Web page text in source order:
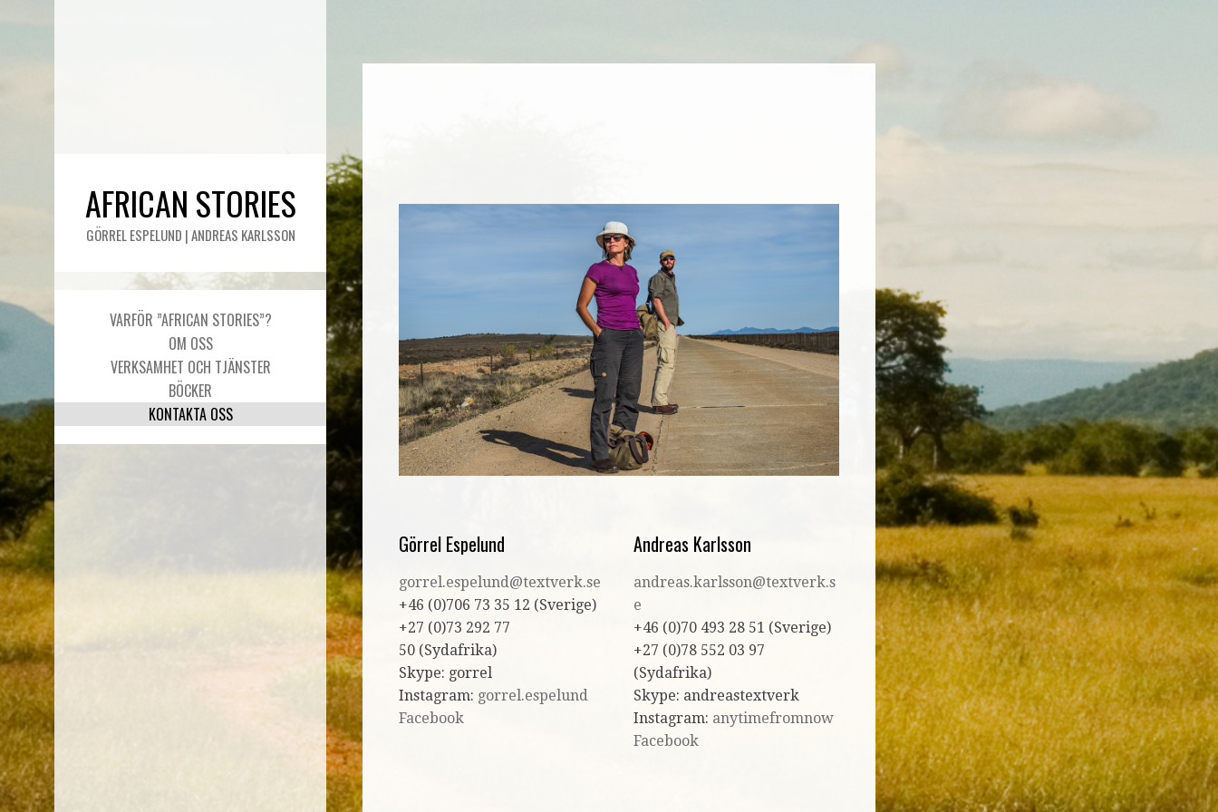
AFRICAN STORIES
GÖRREL ESPELUND | ANDREAS KARLSSON
VARFÖR ”AFRICAN STORIES”?
OM OSS
VERKSAMHET OCH TJÄNSTER
BÖCKER
KONTAKTA OSS
Görrel Espelund
gorrel.espelund@textverk.se
+46 (0)706 73 35 12 (Sverige)
+27 (0)73 292 77
50 (Sydafrika)
Skype: gorrel
Instagram: gorrel.espelund
Facebook
Andreas Karlsson
andreas.karlsson@textverk.s
e
+46 (0)70 493 28 51 (Sverige)
+27 (0)78 552 03 97
(Sydafrika)
Skype: andreastextverk
Instagram: anytimefromnow
Facebook